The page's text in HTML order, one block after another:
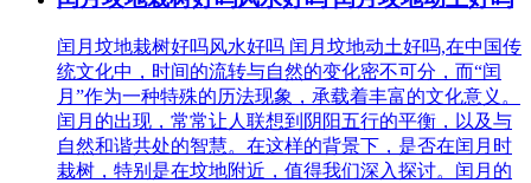
闰月坟地栽树好吗风水好吗 闰月坟地动土好吗,在中国传
统文化中，时间的流转与自然的变化密不可分，而“闰
月”作为一种特殊的历法现象，承载着丰富的文化意义。
闰月的出现，常常让人联想到阴阳五行的平衡，以及与
自然和谐共处的智慧。在这样的背景下，是否在闰月时
栽树，特别是在坟地附近，值得我们深入探讨。闰月的